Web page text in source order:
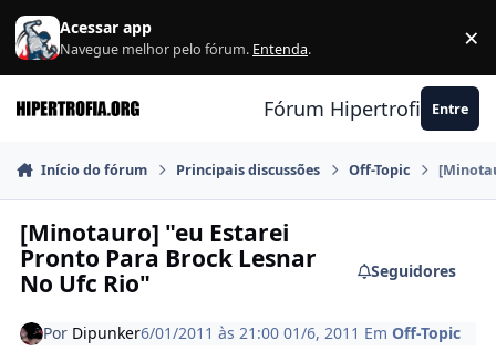
Ir para conteúdo
Acessar app
Navegue melhor pelo fórum. Entenda. ×
Fórum Hipertrofia.org
Entre
Início do fórum Principais discussões Off-Topic
[Minotauro] "eu Estarei
Pronto Para Brock Lesnar
No Ufc Rio"
Seguidores
Por Dipunker6/01/2011 às 21:0001/6, 2011 EmOff-Topic